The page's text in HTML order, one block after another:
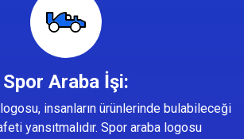
Spor Araba İşi:
insanların ürünlerinde bulabileceği
yansıtmalıdır. Spor araba logosu